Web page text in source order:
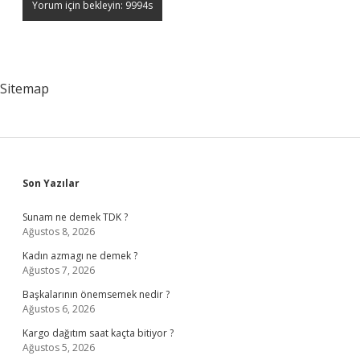
Sitemap
Sidebar
Son Yazılar
Sunam ne demek TDK ?
Ağustos 8, 2026
Kadın azmagı ne demek ?
Ağustos 7, 2026
Başkalarının önemsemek nedir ?
Ağustos 6, 2026
Kargo dağıtım saat kaçta bitiyor ?
Ağustos 5, 2026